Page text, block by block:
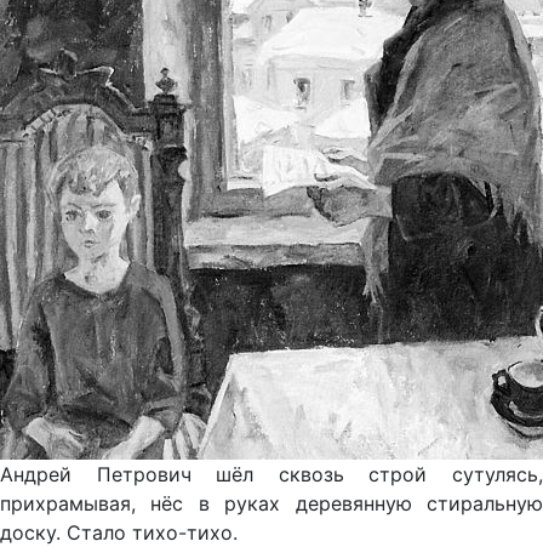
Андрей Петрович шёл сквозь строй сутулясь,
прихрамывая, нёс в руках деревянную стиральную
доску. Стало тихо-тихо.